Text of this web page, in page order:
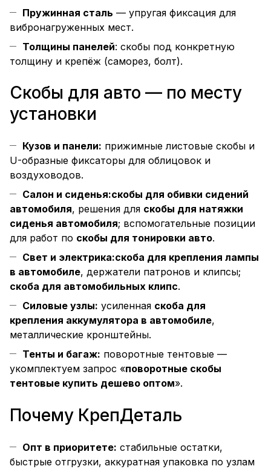
Пружинная сталь — упругая фиксация для
вибронагруженных мест.
Толщины панелей: скобы под конкретную
толщину и крепёж (саморез, болт).
Скобы для авто — по месту
установки
Кузов и панели: прижимные листовые скобы и
U-образные фиксаторы для облицовок и
воздуховодов.
Салон и сиденья:скобы для обивки сидений
автомобиля, решения для скобы для натяжки
сиденья автомобиля; вспомогательные позиции
для работ по скобы для тонировки авто.
Свет и электрика:скоба для крепления лампы
в автомобиле, держатели патронов и клипсы;
скоба для автомобильных клипс.
Силовые узлы: усиленная скоба для
крепления аккумулятора в автомобиле,
металлические кронштейны.
Тенты и багаж: поворотные тентовые —
укомплектуем запрос «поворотные скобы
тентовые купить дешево оптом».
Почему КрепДеталь
Опт в приоритете: стабильные остатки,
быстрые отгрузки, аккуратная упаковка по узлам